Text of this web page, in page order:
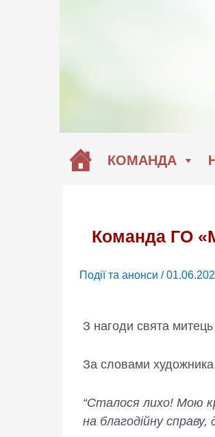
КОМАНДА
Команда ГО
Події та анонси /
З нагоди свята
За словами
“Сталося лихо! Мою
на благодійну справу,